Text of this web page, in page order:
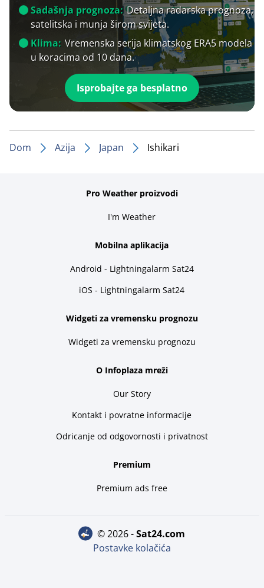
Sadašnja prognoza: Detaljna radarska prognoza,
satelitska i munja širom svijeta.
Klima: Vremenska serija klimatskog ERA5 modela
u koracima od 10 dana.
Isprobajte ga besplatno
Dom Azija Japan Ishikari
Pro Weather proizvodi
I'm Weather
Mobilna aplikacija
Android - Lightningalarm Sat24
iOS - Lightningalarm Sat24
Widgeti za vremensku prognozu
Widgeti za vremensku prognozu
O Infoplaza mreži
Our Story
Kontakt i povratne informacije
Odricanje od odgovornosti i privatnost
Premium
Premium ads free
© 2026 - sat24.com
Postavke kolačića